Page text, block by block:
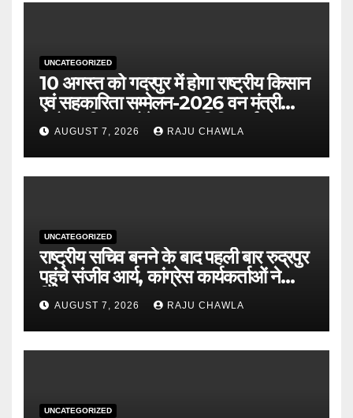
UNCATEGORIZED
10 अगस्त को गदरपुर में होगा राष्ट्रीय किसान
एवं सहकारिता सम्मेलन-2026 वन मंत्री
सुबोध उनियाल होंगे मुख्य अतिथि, पूर्व
पंजीकरण अनिवार्य
AUGUST 7, 2026 RAJU CHAWLA
UNCATEGORIZED
राष्ट्रीय सचिव बनने के बाद पहली बार रुद्रपुर
पहुंचे संजीव आर्य, कांग्रेस कार्यकर्ताओं ने
किया भव्य स्वागत
AUGUST 7, 2026 RAJU CHAWLA
UNCATEGORIZED